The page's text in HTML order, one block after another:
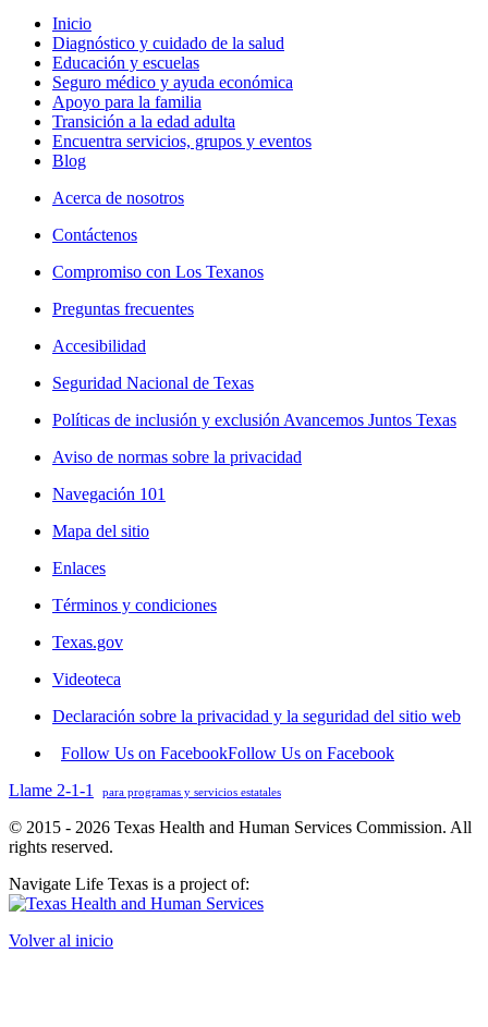
Inicio
Diagnóstico y cuidado de la salud
Educación y escuelas
Seguro médico y ayuda económica
Apoyo para la familia
Transición a la edad adulta
Encuentra servicios, grupos y eventos
Blog
Acerca de nosotros
Contáctenos
Compromiso con Los Texanos
Preguntas frecuentes
Accesibilidad
Seguridad Nacional de Texas
Políticas de inclusión y exclusión Avancemos Juntos Texas
Aviso de normas sobre la privacidad
Navegación 101
Mapa del sitio
Enlaces
Términos y condiciones
Texas.gov
Videoteca
Declaración sobre la privacidad y la seguridad del sitio web
Follow Us on FacebookFollow Us on Facebook
Llame 2-1-1
para programas y servicios estatales
© 2015 - 2026 Texas Health and Human Services Commission. All
rights reserved.
Navigate Life Texas is a project of:
Volver al inicio